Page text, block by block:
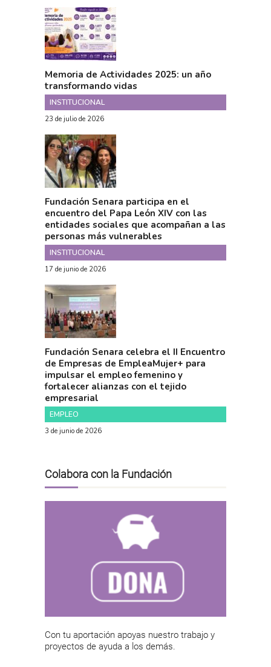
Memoria de Actividades 2025: un año
transformando vidas
INSTITUCIONAL
23 de julio de 2026
Fundación Senara participa en el
encuentro del Papa León XIV con las
entidades sociales que acompañan a las
personas más vulnerables
INSTITUCIONAL
17 de junio de 2026
Fundación Senara celebra el II Encuentro
de Empresas de EmpleaMujer+ para
impulsar el empleo femenino y
fortalecer alianzas con el tejido
empresarial
EMPLEO
3 de junio de 2026
Colabora con la Fundación
Con tu aportación apoyas nuestro trabajo y
proyectos de ayuda a los demás.